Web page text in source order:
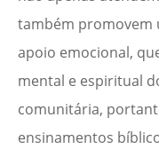
também promovem
apoio emocional,
mental e espiritual
comunitária,
ensinamentos